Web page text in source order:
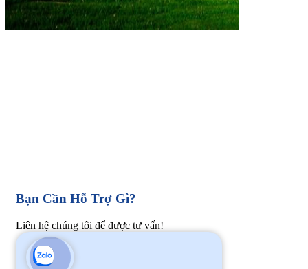
Bạn Cần Hỗ Trợ Gì?
Liên hệ chúng tôi để được tư vấn!